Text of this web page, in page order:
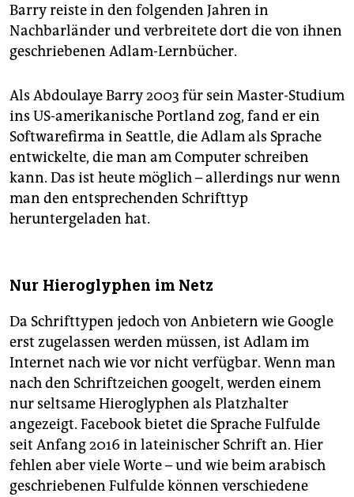
Barry reiste in den folgenden Jahren in
Nachbarländer und verbreitete dort die von ihnen
geschriebenen Adlam-Lernbücher.
Als Abdoulaye Barry 2003 für sein Master-Studium
ins US-amerikanische Portland zog, fand er ein
Softwarefirma in Seattle, die Adlam als Sprache
entwickelte, die man am Computer schrei­ben
kann. Das ist heute möglich – allerdings nur wenn
man den entsprechenden Schrifttyp
heruntergeladen hat.
Nur Hieroglyphen im Netz
Da Schrifttypen jedoch von Anbietern wie Google
erst zugelassen werden müssen, ist Adlam im
Internet nach wie vor nicht verfügbar. Wenn man
nach den Schriftzeichen googelt, werden einem
nur seltsame Hieroglyphen als Platzhalter
angezeigt. Face­book bietet die Sprache Fulfulde
seit Anfang 2016 in latei­nischer Schrift an. Hier
fehlen aber viele Worte – und wie beim arabisch
geschriebenen Fulfulde können verschiedene